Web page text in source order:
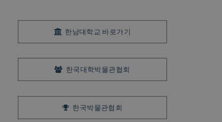
한남대학교 바로가기
한국대학박물관협회
한국박물관협회